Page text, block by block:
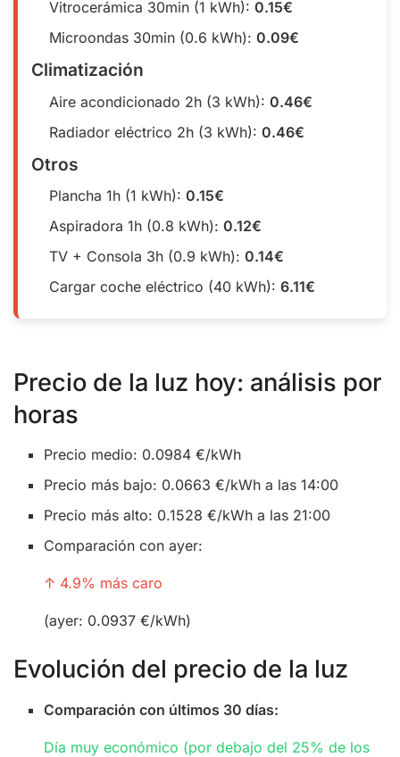
Vitrocerámica 30min (1 kWh): 0.15€
Microondas 30min (0.6 kWh): 0.09€
Climatización
Aire acondicionado 2h (3 kWh): 0.46€
Radiador eléctrico 2h (3 kWh): 0.46€
Otros
Plancha 1h (1 kWh): 0.15€
Aspiradora 1h (0.8 kWh): 0.12€
TV + Consola 3h (0.9 kWh): 0.14€
Cargar coche eléctrico (40 kWh): 6.11€
Precio de la luz hoy: análisis por
horas
Precio medio: 0.0984 €/kWh
Precio más bajo: 0.0663 €/kWh a las 14:00
Precio más alto: 0.1528 €/kWh a las 21:00
Comparación con ayer:
↑ 4.9% más caro
(ayer: 0.0937 €/kWh)
Evolución del precio de la luz
Comparación con últimos 30 días:
Día muy económico (por debajo del 25% de los